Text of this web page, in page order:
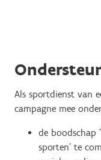
Als sportdienst van
campagne mee
de boodschap
sporten' te